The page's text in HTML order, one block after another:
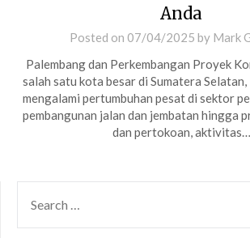
Anda
Posted on 07/04/2025 by Mark
Palembang dan Perkembangan Proyek
salah satu kota besar di Sumatera
mengalami pertumbuhan pesat di sektor
pembangunan jalan dan jembatan hingga
dan pertokoan, aktivitas…
FOR: